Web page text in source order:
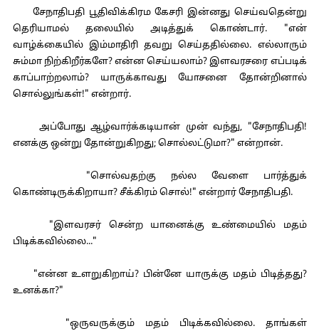
சேநாதிபதி பூதிவிக்கிரம கேசரி இன்னது செய்வதென்று
தெரியாமல் தலையில் அடித்துக் கொண்டார். "என்
வாழ்க்கையில் இம்மாதிரி தவறு செய்ததில்லை. எல்லாரும்
சும்மா நிற்கிறீர்களே? என்ன செய்யலாம்? இளவரசரை எப்படிக்
காப்பாற்றலாம்? யாருக்காவது யோசனை தோன்றினால்
சொல்லுங்கள்!" என்றார்.
அப்போது ஆழ்வார்க்கடியான் முன் வந்து, "சேநாதிபதி!
எனக்கு ஒன்று தோன்றுகிறது; சொல்லட்டுமா?" என்றான்.
"சொல்வதற்கு நல்ல வேளை பார்த்துக்
கொண்டிருக்கிறாயா? சீக்கிரம் சொல்!" என்றார் சேநாதிபதி.
"இளவரசர் சென்ற யானைக்கு உண்மையில் மதம்
பிடிக்கவில்லை..."
"என்ன உளறுகிறாய்? பின்னே யாருக்கு மதம் பிடித்தது?
உனக்கா?"
"ஒருவருக்கும் மதம் பிடிக்கவில்லை. தாங்கள்